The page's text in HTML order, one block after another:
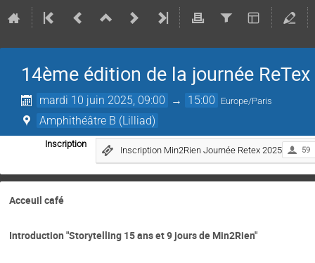
14ème édition de la journée ReTex
mardi 10 juin 2025, 09:00 → 15:00 Europe/Paris
Amphithéâtre B (Lilliad)
Inscription
Inscription Min2Rien Journée Retex 2025 59
Acceuil café
Introduction "Storytelling 15 ans et 9 jours de Min2Rien"